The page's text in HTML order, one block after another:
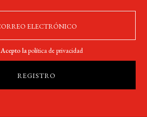
Acepto lapolítica de privacidad